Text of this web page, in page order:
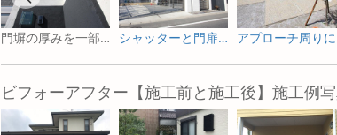
門塀の厚みを一部変えた門まわりデザイン シャッターと門扉で防犯対策！モノトーンのシンプルモダン外構
ビフォーアフター【施工前と施工後】施工例